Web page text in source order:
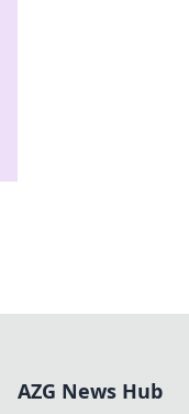
AZG News Hub